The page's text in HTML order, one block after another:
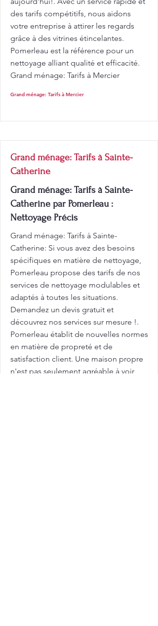
des tarifs compétitifs, nous aidons
votre entreprise à attirer les regards
grâce à des vitrines étincelantes.
Pomerleau est la référence pour un
nettoyage alliant qualité et efficacité.
Grand ménage: Tarifs à Mercier
Grand ménage: Tarifs à Mercier
Grand ménage: Tarifs à Sainte-
Catherine
Grand ménage: Tarifs à Sainte-
Catherine par Pomerleau :
Nettoyage Précis
Grand ménage: Tarifs à Sainte-
Catherine: Si vous avez des besoins
spécifiques en matière de nettoyage,
Pomerleau propose des tarifs de nos
services de nettoyage modulables et
adaptés à toutes les situations.
Demandez un devis gratuit et
découvrez nos services sur mesure !.
Pomerleau établit de nouvelles normes
en matière de propreté et de
satisfaction client. Une maison propre
n'est pas seulement agréable à voir,